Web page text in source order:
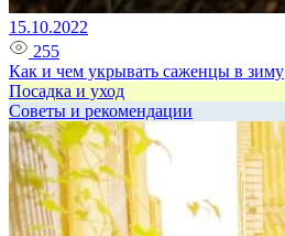
15.10.2022
255
Как и чем укрывать саженцы в зиму
Посадка и уход
Советы и рекомендации